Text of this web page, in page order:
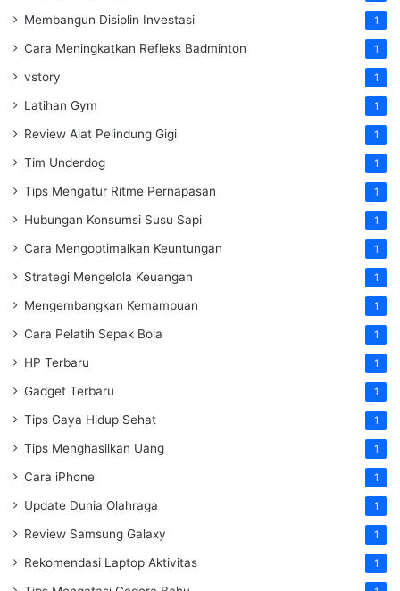
Membangun Disiplin Investasi 1
Cara Meningkatkan Refleks Badminton 1
vstory 1
Latihan Gym 1
Review Alat Pelindung Gigi 1
Tim Underdog 1
Tips Mengatur Ritme Pernapasan 1
Hubungan Konsumsi Susu Sapi 1
Cara Mengoptimalkan Keuntungan 1
Strategi Mengelola Keuangan 1
Mengembangkan Kemampuan 1
Cara Pelatih Sepak Bola 1
HP Terbaru 1
Gadget Terbaru 1
Tips Gaya Hidup Sehat 1
Tips Menghasilkan Uang 1
Cara iPhone 1
Update Dunia Olahraga 1
Review Samsung Galaxy 1
Rekomendasi Laptop Aktivitas 1